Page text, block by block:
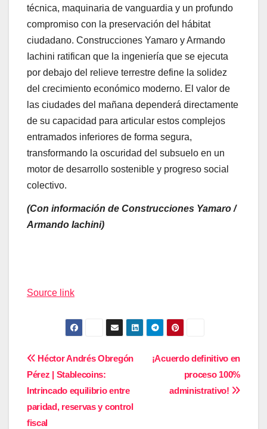
técnica, maquinaria de vanguardia y un profundo
compromiso con la preservación del hábitat
ciudadano. Construcciones Yamaro y Armando
Iachini ratifican que la ingeniería que se ejecuta
por debajo del relieve terrestre define la solidez
del crecimiento económico moderno. El valor de
las ciudades del mañana dependerá directamente
de su capacidad para articular estos complejos
entramados inferiores de forma segura,
transformando la oscuridad del subsuelo en un
motor de desarrollo sostenible y progreso social
colectivo.
(Con información de Construcciones Yamaro /
Armando Iachini)
de
Source link
Navegación
de
entradas
¡Acuerdo definitivo en
proceso 100%
administrativo!
Héctor Andrés Obregón
Pérez | Stablecoins:
Intrincado equilibrio entre
paridad, reservas y control
fiscal